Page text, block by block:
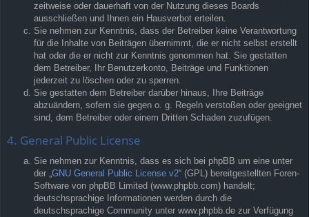
zeitweise oder dauerhaft von der Nutzung dieses Boards
ausschließen und Ihnen ein Hausverbot erteilen.
Sie nehmen zur Kenntnis, dass der Betreiber keine Verantwortung
für die Inhalte von Beiträgen übernimmt, die er nicht selbst erstellt
hat oder die er nicht zur Kenntnis genommen hat. Sie gestatten
dem Betreiber, Ihr Benutzerkonto, Beiträge und Funktionen
jederzeit zu löschen oder zu sperren.
Sie gestatten dem Betreiber darüber hinaus, Ihre Beiträge
abzuändern, sofern sie gegen o. g. Regeln verstoßen oder geeignet
sind, dem Betreiber oder einem Dritten Schaden zuzufügen.
4. General Public License
Sie nehmen zur Kenntnis, dass es sich bei phpBB um eine unter
der „GNU General Public License v2“ (GPL) bereitgestellten Foren-
Software von phpBB Limited (www.phpbb.com) handelt;
deutschsprachige Informationen werden durch die
deutschsprachige Community unter www.phpbb.de zur Verfügung